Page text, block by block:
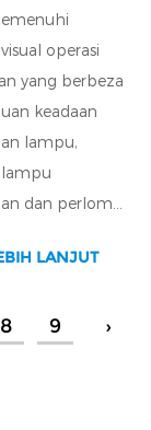
operasi
yang berbeza
keadaan
lampu,
dan perlom...
LANJUT
8 9
›